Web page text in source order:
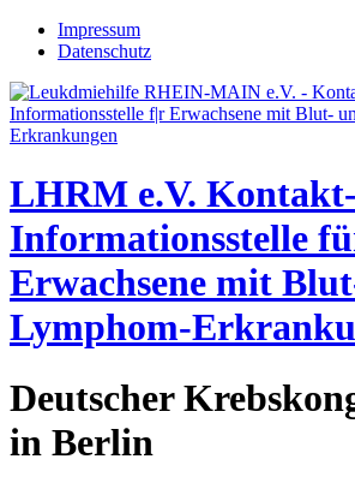
Jump to navigation
Impressum
Datenschutz
LHRM e.V.
Informationsstelle
Erwachsene mit
Lymphom-
Deutscher
in Berlin